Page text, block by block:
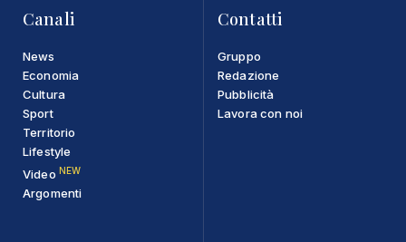
Canali
News
Economia
Cultura
Sport
Territorio
Lifestyle
Video NEW
Argomenti
Contatti
Gruppo
Redazione
Pubblicità
Lavora con noi